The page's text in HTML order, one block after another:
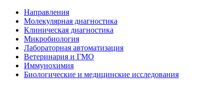
Направления
Молекулярная диагностика
Клиническая диагностика
Микробиология
Лабораторная автоматизация
Ветеринария и ГМО
Иммунохимия
Биологические и медицинские исследования